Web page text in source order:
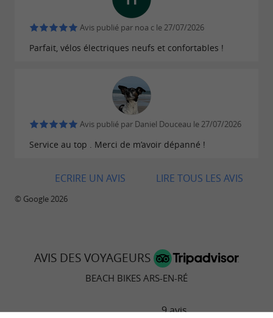
Avis publié par noa c le 27/07/2026
Parfait, vélos électriques neufs et confortables !
Avis publié par Daniel Douceau le 27/07/2026
Service au top . Merci de m’avoir dépanné !
LIRE TOUS LES AVIS
ECRIRE UN AVIS
© Google 2026
AVIS DES VOYAGEURS
BEACH BIKES ARS-EN-RÉ
9 avis